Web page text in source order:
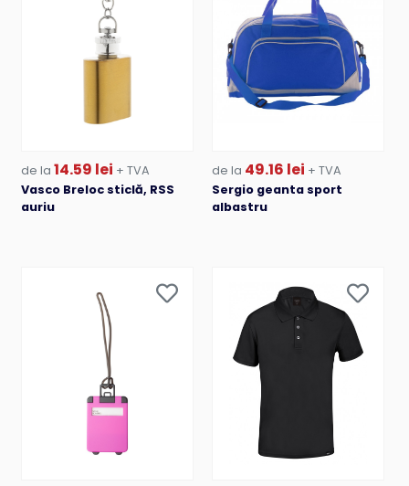
de la 14.59 lei + TVA
Vasco Breloc sticlă, RSS
auriu
de la 49.16 lei + TVA
Sergio geanta sport
albastru